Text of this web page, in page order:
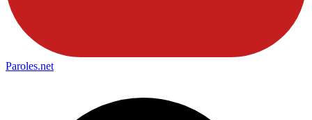
Paroles.net